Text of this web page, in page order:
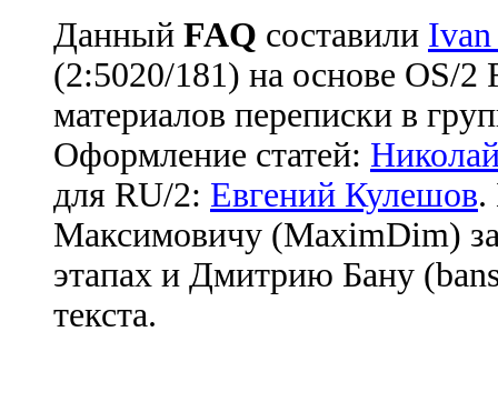
Данный FAQ cоставили
(2:5020/181) на основе OS/
материалов переписки в
Оформление статей:
для RU/2: Евгений Кулешов.
Максимовичу (MaximDim)
этапах и Дмитрию Бану
текста.